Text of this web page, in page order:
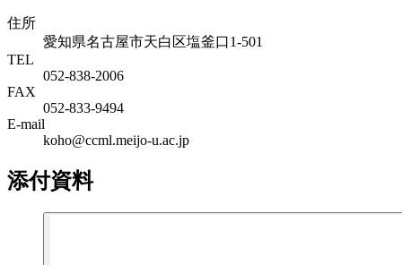
住所
愛知県名古屋市天白区塩釜口1-501
TEL
052-838-2006
FAX
052-833-9494
E-mail
koho@ccml.meijo-u.ac.jp
添付資料